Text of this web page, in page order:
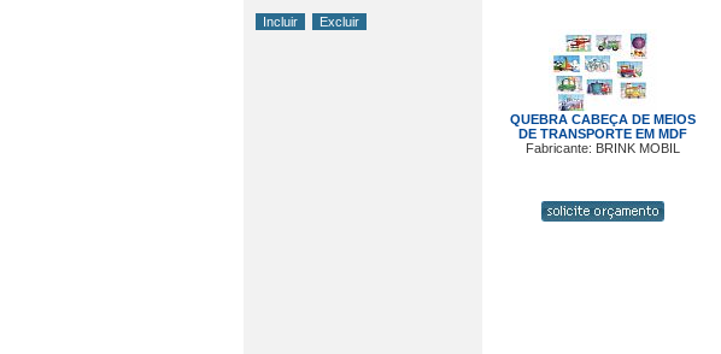
QUEBRA CABEÇA DE MEIOS
DE TRANSPORTE EM MDF
Fabricante: BRINK MOBIL